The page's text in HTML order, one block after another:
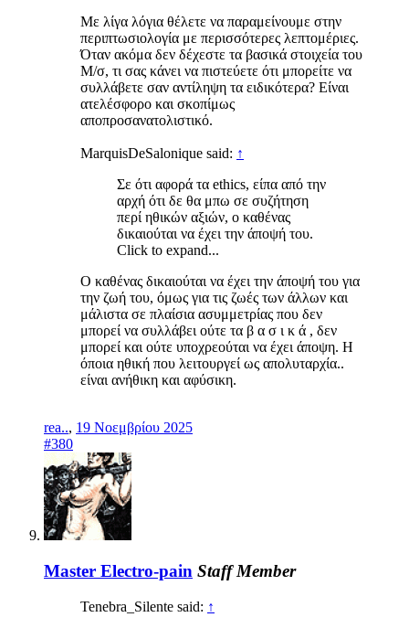
Με λίγα λόγια θέλετε να παραμείνουμε στην
περιπτωσιολογία με περισσότερες λεπτομέριες.
Όταν ακόμα δεν δέχεστε τα βασικά στοιχεία του
Μ/σ, τι σας κάνει να πιστεύετε ότι μπορείτε να
συλλάβετε σαν αντίληψη τα ειδικότερα? Είναι
ατελέσφορο και σκοπίμως
αποπροσανατολιστικό.
MarquisDeSalonique said: ↑
Σε ότι αφορά τα ethics, είπα από την
αρχή ότι δε θα μπω σε συζήτηση
περί ηθικών αξιών, ο καθένας
δικαιούται να έχει την άποψή του.
Click to expand...
Ο καθένας δικαιούται να έχει την άποψή του για
την ζωή του, όμως για τις ζωές των άλλων και
μάλιστα σε πλαίσια ασυμμετρίας που δεν
μπορεί να συλλάβει ούτε τα β α σ ι κ ά , δεν
μπορεί και ούτε υποχρεούται να έχει άποψη. Η
όποια ηθική που λειτουργεί ως απολυταρχία..
είναι ανήθικη και αφύσικη.
rea.., 19 Νοεμβρίου 2025
#380
Master Electro-pain Staff Member
Tenebra_Silente said: ↑